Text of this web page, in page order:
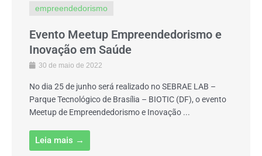
empreendedorismo
Evento Meetup Empreendedorismo e
Inovação em Saúde
30 de maio de 2022
No dia 25 de junho será realizado no SEBRAE LAB –
Parque Tecnológico de Brasília – BIOTIC (DF), o evento
Meetup de Empreendedorismo e Inovação ...
Leia mais →